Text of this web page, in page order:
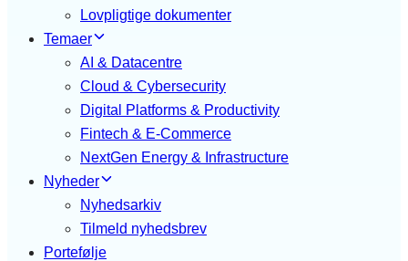
Lovpligtige dokumenter
Temaer
AI & Datacentre
Cloud & Cybersecurity
Digital Platforms & Productivity
Fintech & E-Commerce
NextGen Energy & Infrastructure
Nyheder
Nyhedsarkiv
Tilmeld nyhedsbrev
Portefølje